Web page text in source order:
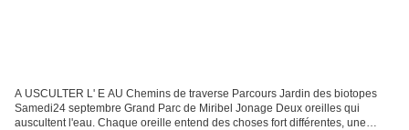
A USCULTER L' E AU Chemins de traverse Parcours Jardin des biotopes
Samedi24 septembre Grand Parc de Miribel Jonage Deux oreilles qui
auscultent l'eau. Chaque oreille entend des choses fort différentes, une